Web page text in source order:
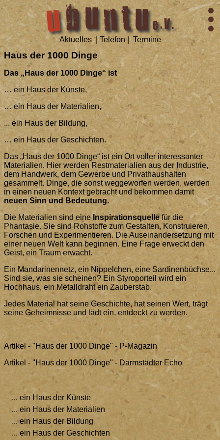
Aktuelles| Telefon| Termine
Haus der 1000 Dinge
Das „Haus der 1000 Dinge“ ist
… ein Haus der Künste,
… ein Haus der Materialien,
... ein Haus der Bildung,
… ein Haus der Geschichten.
Das „Haus der 1000 Dinge“ ist ein Ort voller interessanter
Materialien. Hier werden Restmaterialien aus der Industrie,
dem Handwerk, dem Gewerbe und Privathaushalten
gesammelt. Dinge, die sonst weggeworfen werden, werden
in einen neuen Kontext gebracht und bekommen damit
neuen Sinn und Bedeutung.
Die Materialien sind eineInspirationsquellefür die
Phantasie. Sie sind Rohstoffe zum Gestalten, Konstruieren,
Forschen und Experimentieren. Die Auseinandersetzung mit
einer neuen Welt kann beginnen. Eine Frage erweckt den
Geist, ein Traum erwacht.
Ein Mandarinennetz, ein Nippelchen, eine Sardinenbüchse...
Sind sie, was sie scheinen? Ein Styroporteil wird ein
Hochhaus, ein Metalldraht ein Zauberstab.
Jedes Material hat seine Geschichte, hat seinen Wert, trägt
seine Geheimnisse und lädt ein, entdeckt zu werden.
Artikel - "Haus der 1000 Dinge" - P-Magazin
Artikel - "Haus der 1000 Dinge" - Darmstädter Echo
... ein Haus der Künste
... ein Haus der Materialien
... ein Haus der Bildung
... ein Haus der Geschichten